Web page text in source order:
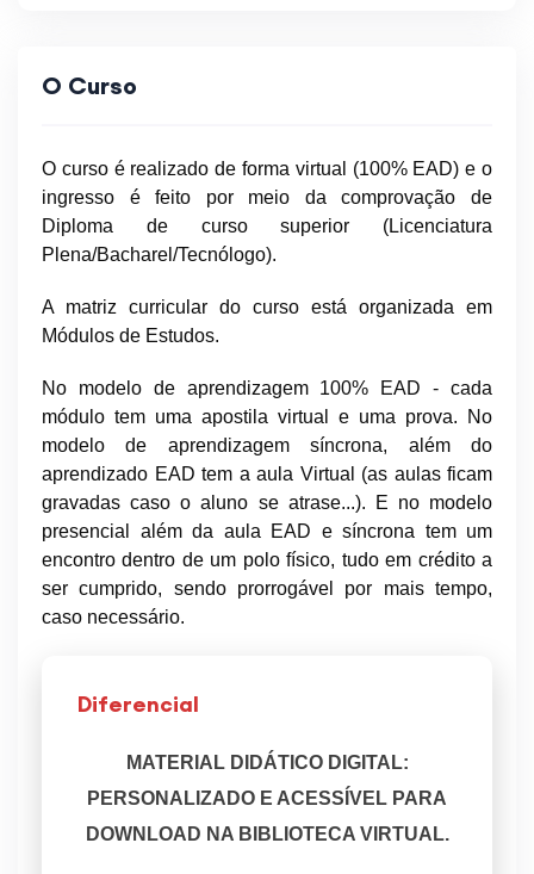
O Curso
O curso é realizado de forma virtual (100% EAD) e o
ingresso é feito por meio da comprovação de
Diploma de curso superior (Licenciatura
Plena/Bacharel/Tecnólogo).
A matriz curricular do curso está organizada em
Módulos de Estudos.
No modelo de aprendizagem 100% EAD - cada
módulo tem uma apostila virtual e uma prova.
No
modelo de aprendizagem síncrona, além do
aprendizado EAD tem a aula Virtual (as aulas ficam
gravadas caso o aluno se atrase...). E no modelo
presencial além da aula EAD e síncrona tem um
encontro dentro de um polo físico, tudo em crédito a
ser cumprido, sendo prorrogável por mais tempo,
caso necessário.
Diferencial
MATERIAL DIDÁTICO DIGITAL:
PERSONALIZADO E ACESSÍVEL PARA
DOWNLOAD NA BIBLIOTECA VIRTUAL.